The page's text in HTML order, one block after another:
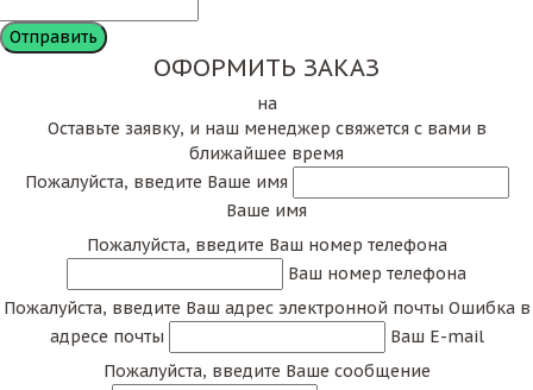
ОФОРМИТЬ ЗАКАЗ
на
Оставьте заявку, и наш менеджер свяжется с вами в
ближайшее время
Пожалуйста, введите Ваше имя
Ваше имя
Пожалуйста, введите Ваш номер телефона
Ваш номер телефона
Пожалуйста, введите Ваш адрес электронной почты Ошибка в
адресе почты
Ваш E-mail
Пожалуйста, введите Ваше сообщение